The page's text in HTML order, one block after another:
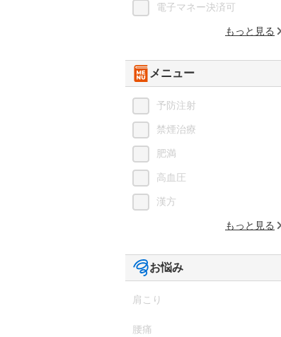
電子マネー決済可
もっと見る
メニュー
予防注射
禁煙治療
肥満
高血圧
漢方
もっと見る
お悩み
肩こり
腰痛